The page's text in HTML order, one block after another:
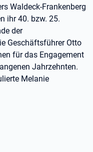
Waldeck-Frankenberg
ihr 40. bzw. 25.
der
Geschäftsführer Otto
für das Engagement
Jahrzehnten.
Melanie